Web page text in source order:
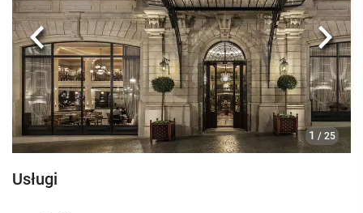
1 / 25
Poprzedni
Usługi